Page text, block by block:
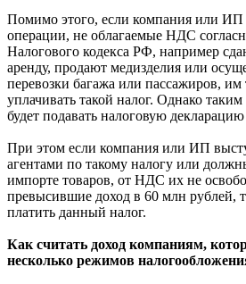
Помимо этого, если компания или ИП
операции, не облагаемые НДС
Налогового кодекса РФ, например
аренду, продают медизделия или
перевозки багажа или пассажиров,
уплачивать такой налог. Однако
будет подавать налоговую
При этом если компания или ИП
агентами по такому налогу или
импорте товаров, от НДС их не
превысившие доход в 60 млн рублей,
платить данный налог.
Как считать доход компаниям,
несколько режимов